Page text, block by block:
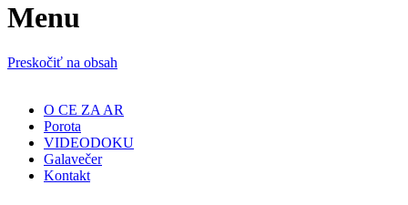
Menu
Preskočiť na obsah
O CE ZA AR
Porota
VIDEODOKU
Galavečer
Kontakt